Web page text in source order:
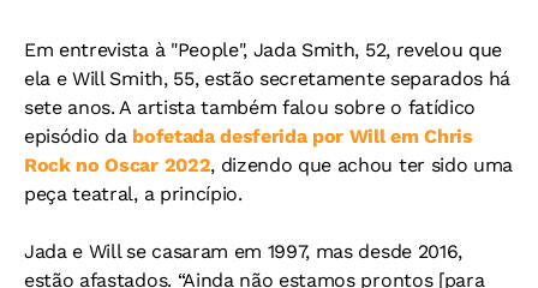
Em entrevista à "People", Jada Smith, 52, revelou que
ela e Will Smith, 55, estão secretamente separados há
sete anos. A artista também falou sobre o fatídico
episódio da bofetada desferida por Will em Chris
Rock no Oscar 2022, dizendo que achou ter sido uma
peça teatral, a princípio.
Jada e Will se casaram em 1997, mas desde 2016,
estão afastados. “Ainda não estamos prontos [para